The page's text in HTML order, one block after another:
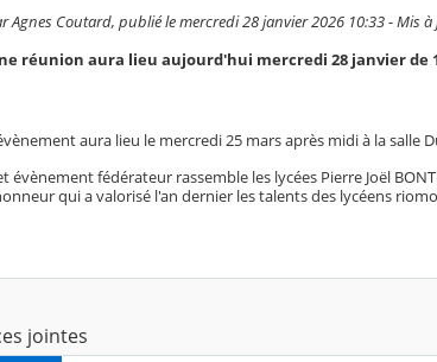
Agnes Coutard, publié le mercredi 28 janvier 2026 10:33 - Mis
réunion aura lieu aujourd'hui mercredi 28 janvier de
aura lieu le mercredi 25 mars après midi à la salle
évènement fédérateur rassemble les lycées Pierre Joël
qui a valorisé l'an dernier les talents des lycéens
jointes